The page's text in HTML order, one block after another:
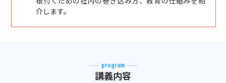
介します。
program
講義内容